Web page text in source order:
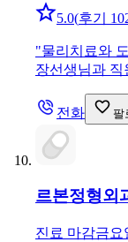
5.0(후기
"물리치료와
장선생님과 직
전화 팔
르본정형외
진료 마감금요